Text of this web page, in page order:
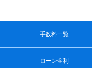
手数料一覧
ローン金利